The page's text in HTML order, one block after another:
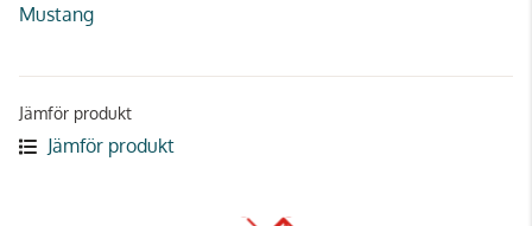
Mustang
Jämför produkt
Jämför produkt